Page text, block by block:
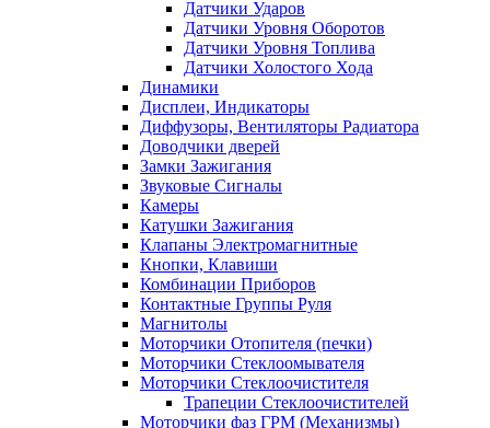
Датчики Ударов
Датчики Уровня Оборотов
Датчики Уровня Топлива
Датчики Холостого Хода
Динамики
Дисплеи, Индикаторы
Диффузоры, Вентиляторы Радиатора
Доводчики дверей
Замки Зажигания
Звуковые Сигналы
Камеры
Катушки Зажигания
Клапаны Электромагнитные
Кнопки, Клавиши
Комбинации Приборов
Контактные Группы Руля
Магнитолы
Моторчики Отопителя (печки)
Моторчики Стеклоомывателя
Моторчики Стеклоочистителя
Трапеции Стеклоочистителей
Моторчики фаз ГРМ (Механизмы)